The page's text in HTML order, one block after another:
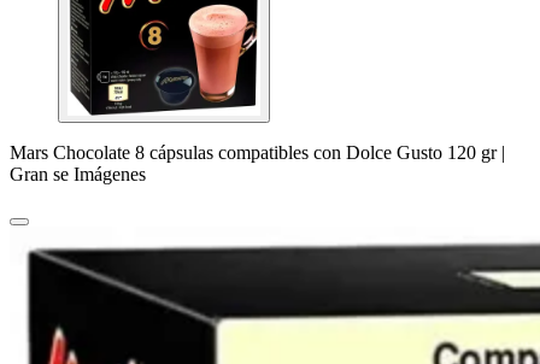
Mars Chocolate 8 cápsulas compatibles con Dolce Gusto 120 gr |
Gran se Imágenes